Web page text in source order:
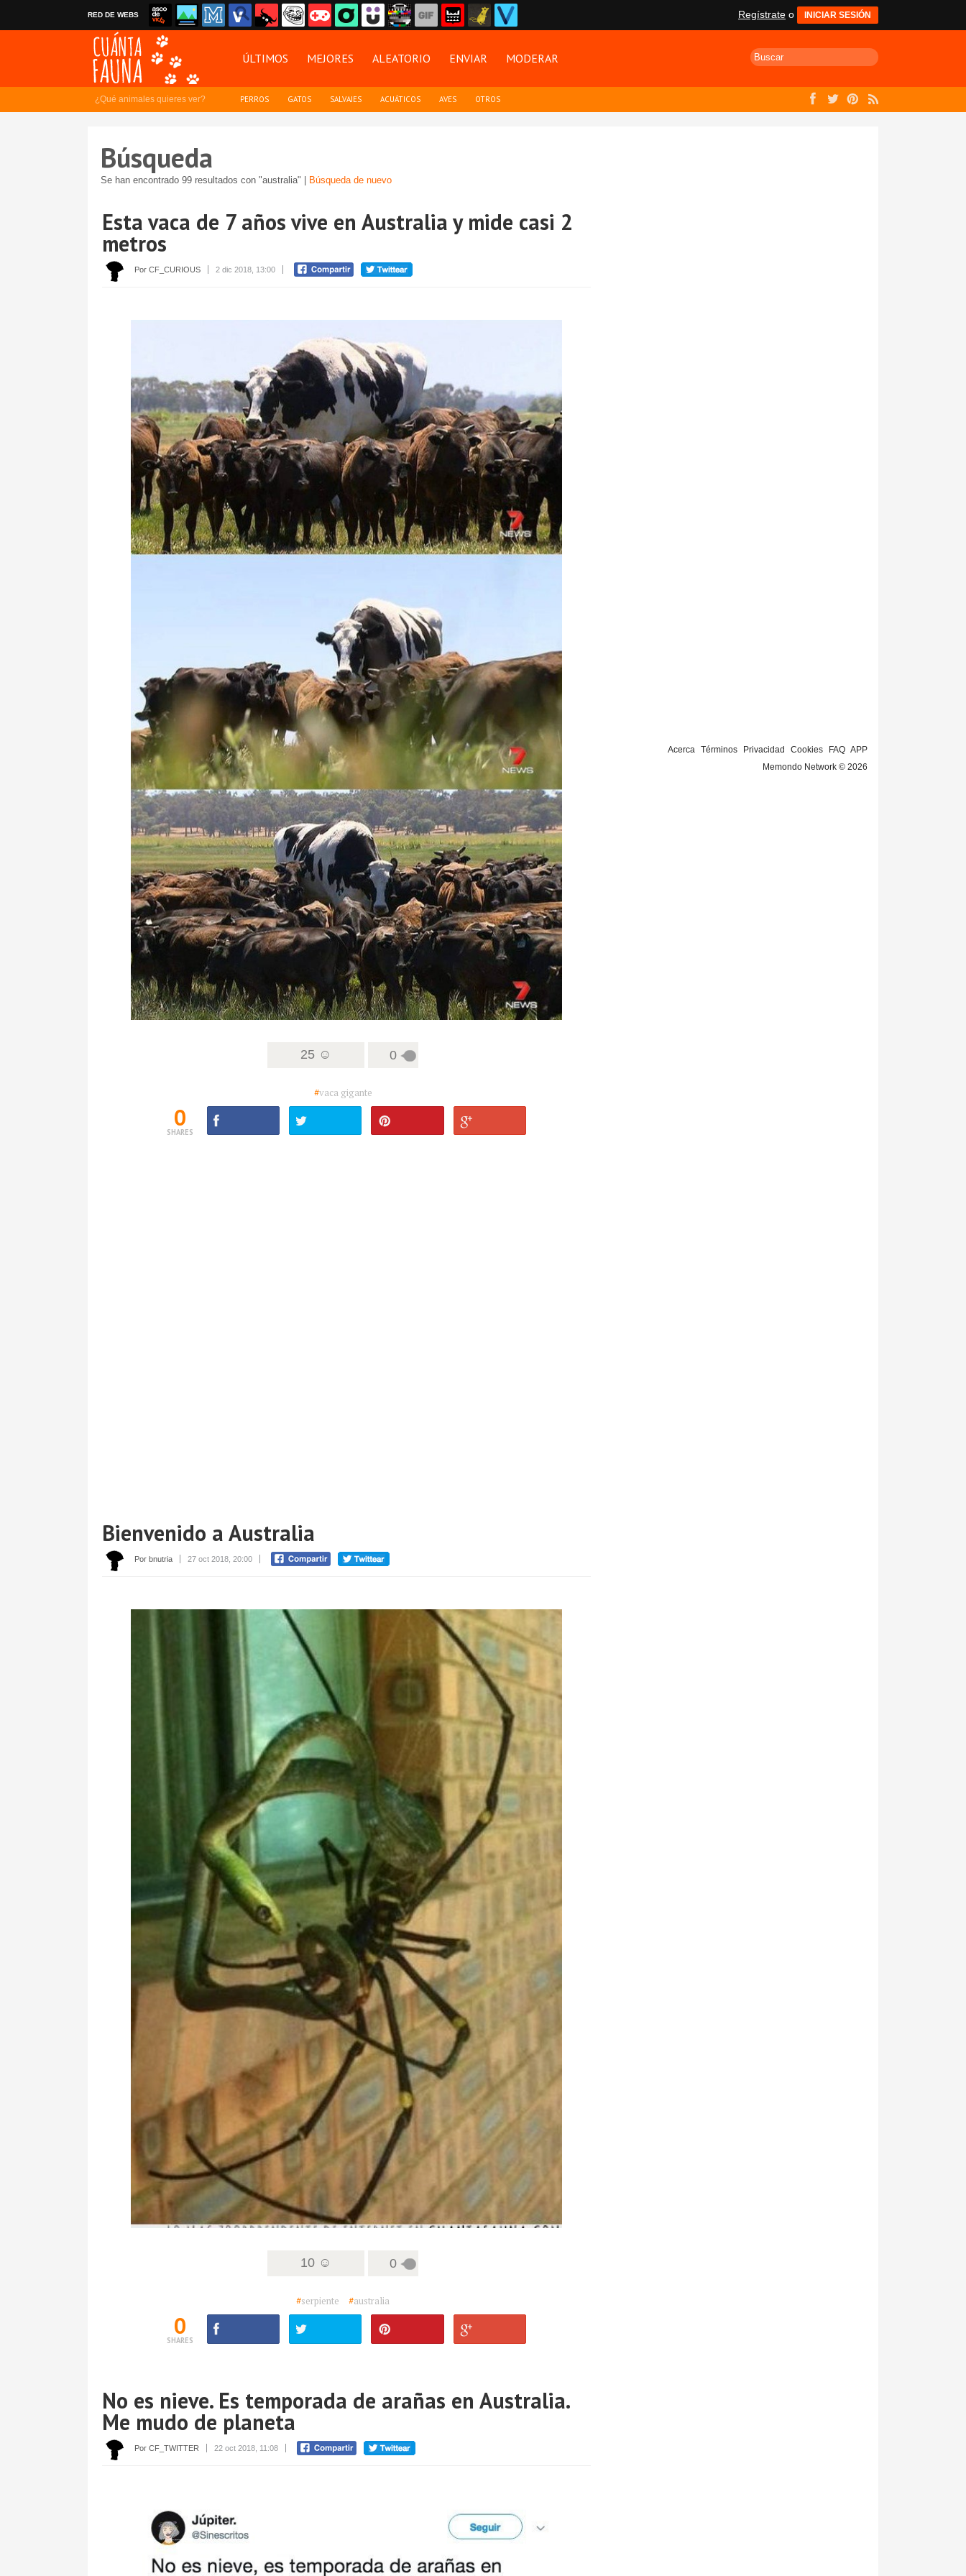
RED DE WEBS Regístrate o INICIAR SESIÓN
ÚLTIMOS MEJORES ALEATORIO ENVIAR MODERAR
¿Qué animales quieres ver? PERROS GATOS SALVAJES ACUÁTICOS AVES OTROS
Búsqueda
Se han encontrado 99 resultados con "australia" | Búsqueda de nuevo
Esta vaca de 7 años vive en Australia y mide casi 2
metros
Por CF_CURIOUS 2 dic 2018, 13:00
25 ☺ 0
#vaca gigante
0
SHARES
Bienvenido a Australia
Por bnutria 27 oct 2018, 20:00
10 ☺ 0
#serpiente #australia
0
SHARES
No es nieve. Es temporada de arañas en Australia.
Me mudo de planeta
Por CF_TWITTER 22 oct 2018, 11:08
Acerca Términos Privacidad Cookies FAQ APP
Memondo Network © 2026